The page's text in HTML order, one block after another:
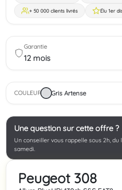
+ 50 000 clients livrés Élu 1er
Garantie
12 mois
COULEUR Gris Artense
Une question sur cette offre ?
Un conseiller vous rappelle sous 2h, du
samedi.
Peugeot 308